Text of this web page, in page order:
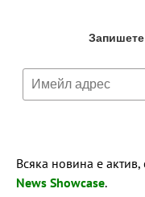
Всяка новина е
News Showcase.